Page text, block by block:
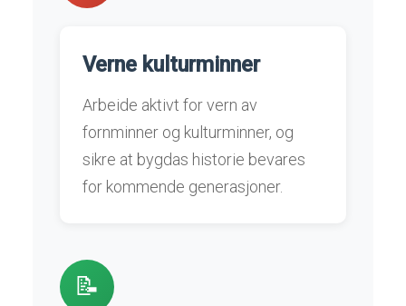
Verne kulturminner
Arbeide aktivt for vern av
fornminner og kulturminner, og
sikre at bygdas historie bevares
for kommende generasjoner.
📝